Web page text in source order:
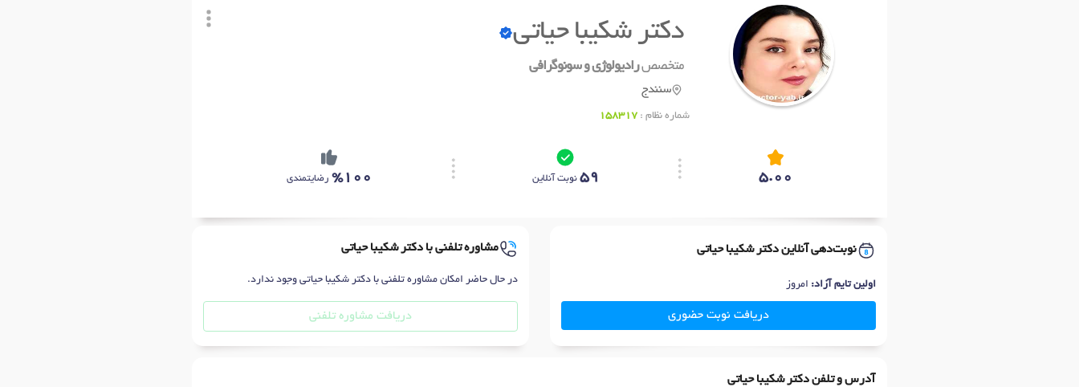
دکتر شکیبا حیاتی
متخصصرادیولوژی و سونوگرافی
سنندج
شماره نظام :158317
5.00
59 نوبت آنلاین %100 رضایتمندی
نوبت‌دهی آنلاین دکتر شکیبا حیاتی
اولین تایم آزاد: امروز
دریافت نوبت حضوری
مشاوره تلفنی با دکتر شکیبا حیاتی
در حال حاضر امکان مشاوره تلفنی با دکتر شکیبا حیاتی وجود ندارد.
دریافت مشاوره تلفنی
آدرس و تلفن دکتر شکیبا حیاتی